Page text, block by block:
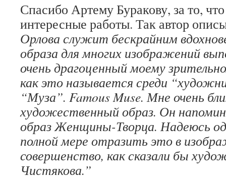
Спасибо Артему Буракову, за то,
интересные работы. Так автор
Орлова служит бескрайним
образа для многих изображений
очень драгоценный моему
как это называется среди
“Муза”. Famous Muse. Мне очень
художественный образ. Он
образ Женщины-Творца. Надеюсь
полной мере отразить это в
совершенство, как сказали бы
Чистякова.”